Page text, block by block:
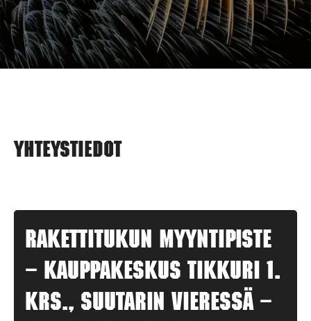
Yhteystiedot
Rakettitukun myyntipiste
– KAUPPAKESKUS TIKKURI 1.
krs., suutarin vieressä –